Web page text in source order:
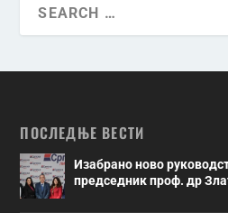
ПОСЛЕДЊЕ ВЕСТИ
Изабрано ново
председник проф. др